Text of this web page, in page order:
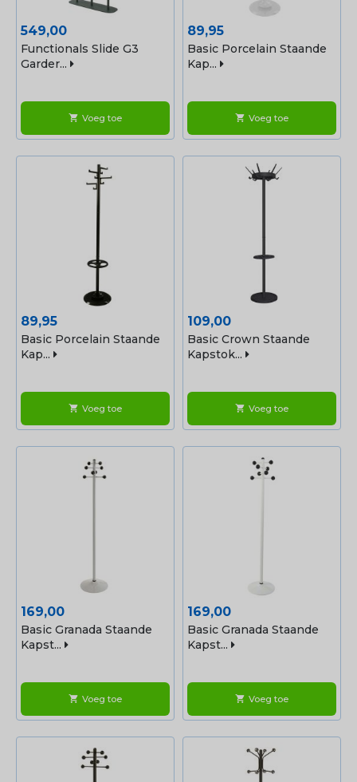
Prijs
549,00
Functionals Slide G3
Garder...
shopping_cart Voeg toe
Prijs
89,95
Basic Porcelain Staande
Kap...
shopping_cart Voeg toe
Prijs
89,95
Basic Porcelain Staande
Kap...
shopping_cart Voeg toe
Prijs
109,00
Basic Crown Staande
Kapstok...
shopping_cart Voeg toe
Prijs
169,00
Basic Granada Staande
Kapst...
shopping_cart Voeg toe
Prijs
169,00
Basic Granada Staande
Kapst...
shopping_cart Voeg toe